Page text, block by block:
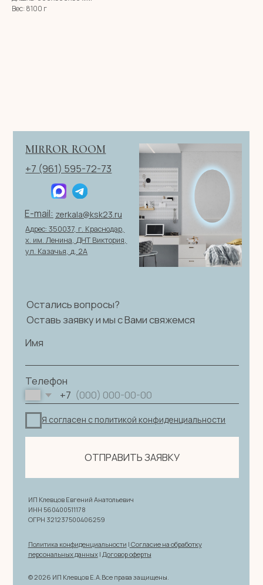
Вес: 8100 г